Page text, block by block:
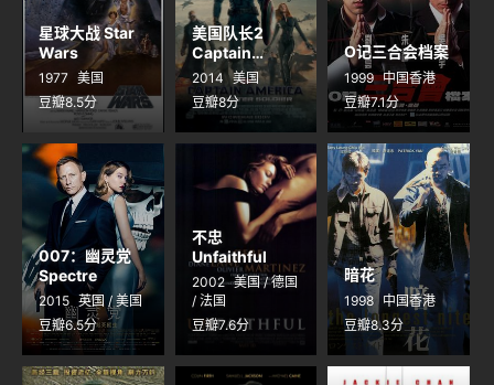
星球大战 Star
Wars
1977 美国
豆瓣8.5分
美国队长2
Captain
America: The
Winter
Soldier
2014 美国
豆瓣8分
O记三合会档案
1999 中国香港
豆瓣7.1分
007：幽灵党
Spectre
2015 英国 / 美国
豆瓣6.5分
不忠
Unfaithful
2002 美国 / 德国
/ 法国
豆瓣7.6分
暗花
1998 中国香港
豆瓣8.3分